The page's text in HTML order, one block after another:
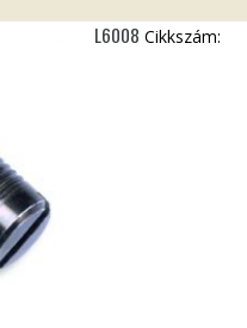
L6008 Cikkszám: